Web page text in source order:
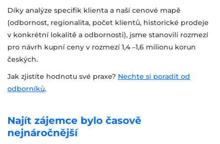
Díky analýze specifik klienta a naší cenové mapě
(odbornost, regionalita, počet klientů, historické prodeje
v konkrétní lokalitě a odbornosti), jsme stanovili rozmezí
pro návrh kupní ceny v rozmezí 1,4 –1,6 milionu korun
českých.
Jak zjistíte hodnotu své praxe? Nechte si poradit od
odborníků.
Najít zájemce bylo časově
nejnáročnější